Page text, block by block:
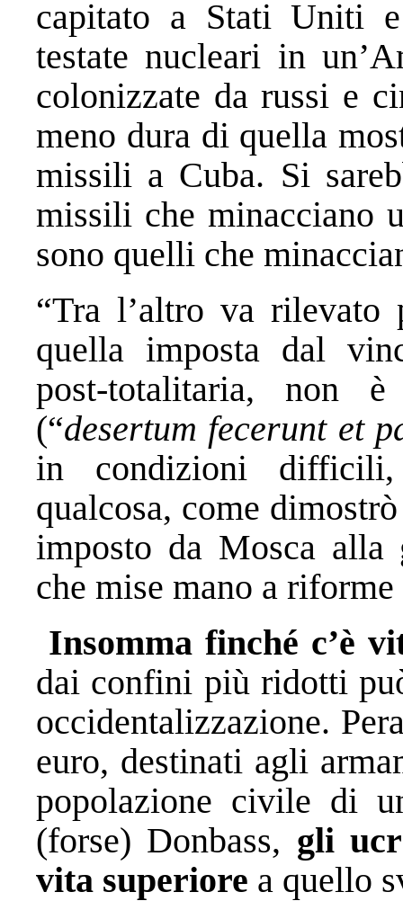
capitato a Stati Uniti
testate nucleari in
colonizzate da russi e
meno dura di quella
missili a Cuba. Si
missili che minacciano
sono quelli che
“Tra l’altro va rilevato
quella imposta dal
post-totalitaria, non
(“desertum fecerunt et
in condizioni difficili,
qualcosa, come
imposto da Mosca alla
che mise mano a
Insomma finché c’è
dai confini più ridotti
occidentalizzazione.
euro, destinati agli
popolazione civile di
(forse) Donbass, gli
vita superiore a quello